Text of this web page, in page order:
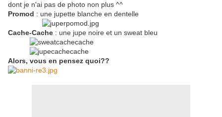
dont je n'ai pas de photo non plus ^^
Promod : une jupette blanche en dentelle
Cache-Cache : une jupe noire et un sweat bleu
Alors, vous en pensez quoi??